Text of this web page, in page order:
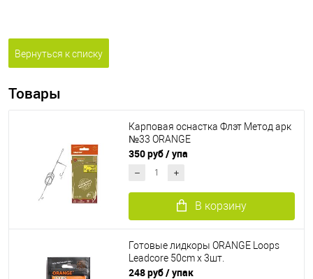
Вернуться к списку
Товары
Карповая оснастка Флэт Метод арк
№33 ORANGE
350 руб/ упа
В корзину
Готовые лидкоры ORANGE Loops
Leadcore 50cm x 3шт.
248 руб/ упак